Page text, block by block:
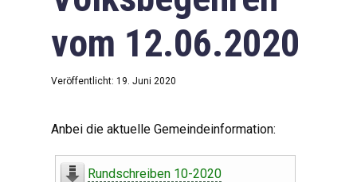
vom 12.06.2020
Veröffentlicht: 19. Juni 2020
Anbei die aktuelle Gemeindeinformation:
Rundschreiben 10-2020